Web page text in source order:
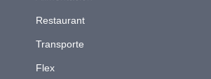
Restaurant
Transporte
Flex